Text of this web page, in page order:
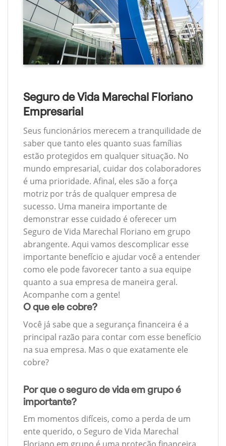
Seguro de Vida Marechal Floriano
Empresarial
Seus funcionários merecem a tranquilidade de
saber que tanto eles quanto suas famílias
estão protegidos em qualquer situação. No
mundo empresarial, cuidar dos colaboradores
é uma prioridade. Afinal, eles são a força
motriz por trás de qualquer empresa de
sucesso. Uma maneira importante de
demonstrar esse cuidado é oferecer um
Seguro de Vida Marechal Floriano em grupo
abrangente. Aqui vamos descomplicar esse
importante benefício e ajudar você a entender
como ele pode favorecer tanto a sua equipe
quanto a sua empresa de maneira geral.
Acompanhe com a gente!
O que ele cobre?
Você já sabe que a segurança financeira é a
principal razão para contar com esse benefício
na sua empresa. Mas o que exatamente ele
cobre?
Por que o seguro de vida em grupo é
importante?
Em momentos difíceis, como a perda de um
ente querido, o Seguro de Vida Marechal